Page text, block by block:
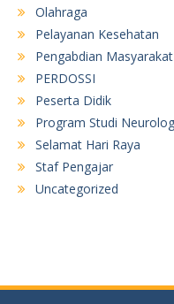
Olahraga
Pelayanan Kesehatan
Pengabdian Masyarakat
PERDOSSI
Peserta Didik
Program Studi
Selamat Hari Raya
Staf Pengajar
Uncategorized